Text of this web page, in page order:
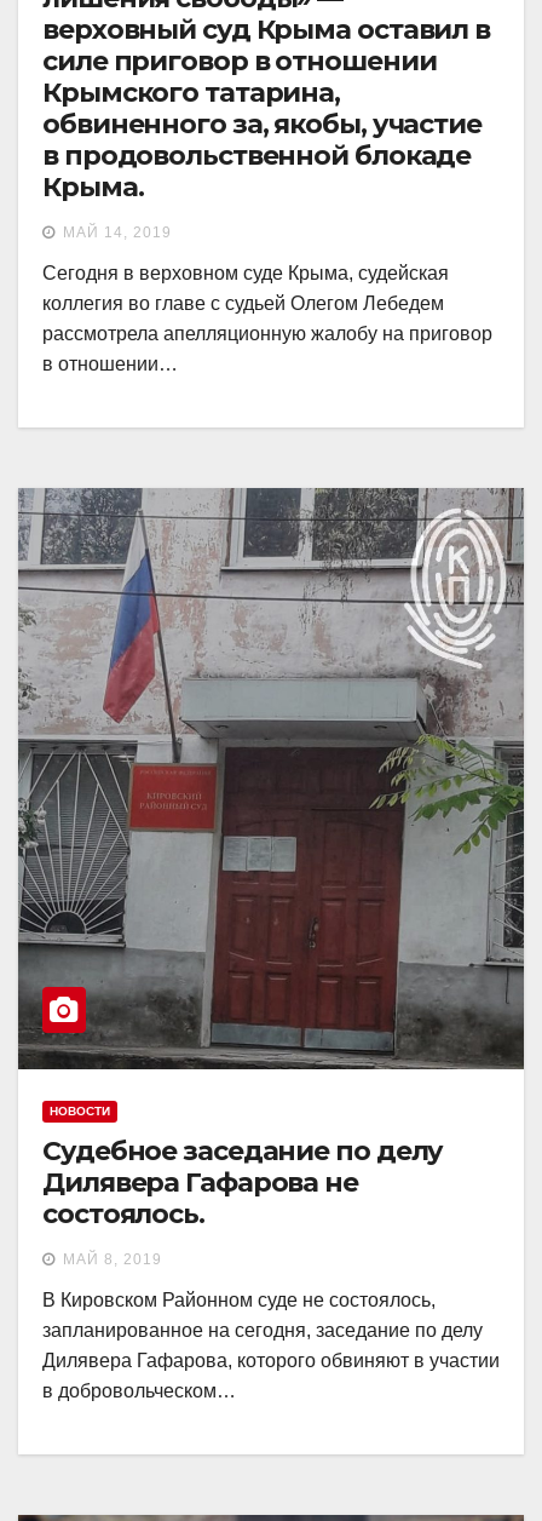
верховный суд Крыма оставил в
силе приговор в отношении
Крымского татарина,
обвиненного за, якобы, участие
в продовольственной блокаде
Крыма.
МАЙ 14, 2019
Сегодня в верховном суде Крыма, судейская
коллегия во главе с судьей Олегом Лебедем
рассмотрела апелляционную жалобу на приговор
в отношении…
НОВОСТИ
Судебное заседание по делу
Дилявера Гафарова не
состоялось.
МАЙ 8, 2019
В Кировском Районном суде не состоялось,
запланированное на сегодня, заседание по делу
Дилявера Гафарова, которого обвиняют в участии
в добровольческом…